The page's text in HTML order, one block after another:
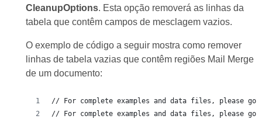
CleanupOptions. Esta opção removerá as linhas da
tabela que contêm campos de mesclagem vazios.
O exemplo de código a seguir mostra como remover
linhas de tabela vazias que contêm regiões Mail Merge
de um documento:
// For complete examples and data files, please go
// For complete examples and data files, please go